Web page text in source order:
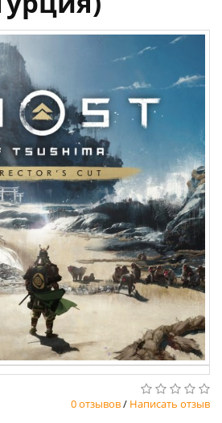
0 отзывов/ Написать отзыв